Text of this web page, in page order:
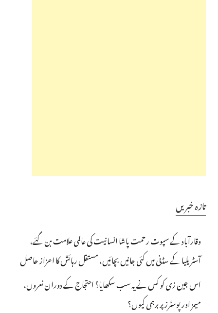
تازہ خبریں
وقارآباد کے سپوت رحمت پاشا انسانیت کی عالمی علامت بن گئے،
آسٹریلیا کے سڈنی میں کئی جانیں بچائیں، مستقل رہائش کا اعزاز حاصل
اس جین زی کو کس نے یہ سب سکھایا؟ احتجاج کے دوران نعروں،
میمز اور پوسٹرز پر برہمی کیوں؟